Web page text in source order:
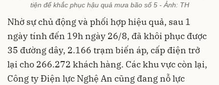
tiện để khắc phục hậu quả mưa bão số 5 - Ảnh: TH
Nhờ sự chủ động và phối hợp hiệu quả, sau 1
ngày tính đến 19h ngày 26/8, đã khôi phục được
35 đường dây, 2.166 trạm biến áp, cấp điện trở
lại cho 266.272 khách hàng. Các khu vực còn lại,
Công ty Điện lực Nghệ An cũng đang nỗ lực